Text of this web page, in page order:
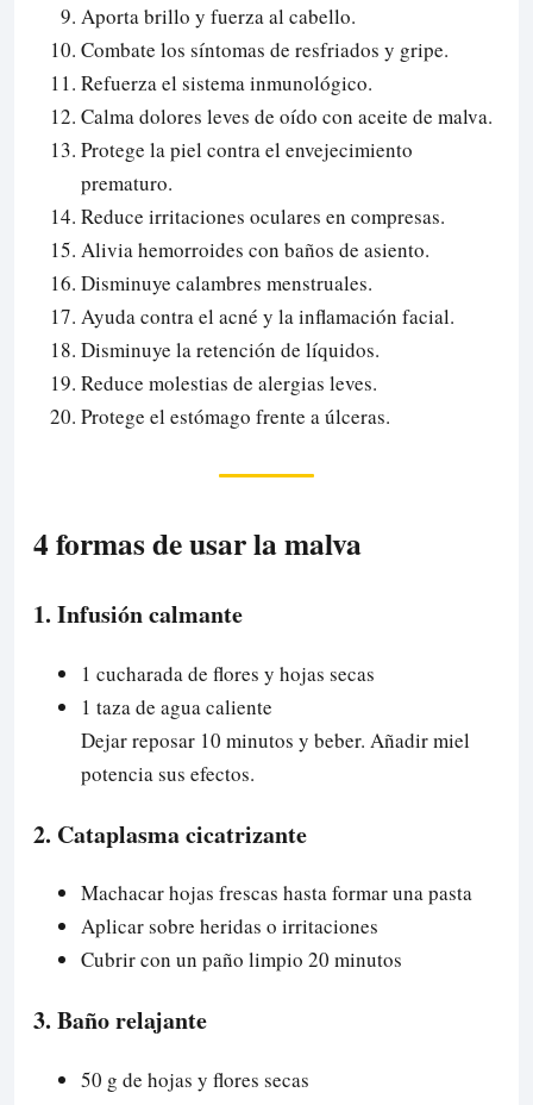
Aporta brillo y fuerza al cabello.
Combate los síntomas de resfriados y gripe.
Refuerza el sistema inmunológico.
Calma dolores leves de oído con aceite de malva.
Protege la piel contra el envejecimiento
prematuro.
Reduce irritaciones oculares en compresas.
Alivia hemorroides con baños de asiento.
Disminuye calambres menstruales.
Ayuda contra el acné y la inflamación facial.
Disminuye la retención de líquidos.
Reduce molestias de alergias leves.
Protege el estómago frente a úlceras.
4 formas de usar la malva
1. Infusión calmante
1 cucharada de flores y hojas secas
1 taza de agua caliente
Dejar reposar 10 minutos y beber. Añadir miel
potencia sus efectos.
2. Cataplasma cicatrizante
Machacar hojas frescas hasta formar una pasta
Aplicar sobre heridas o irritaciones
Cubrir con un paño limpio 20 minutos
3. Baño relajante
50 g de hojas y flores secas